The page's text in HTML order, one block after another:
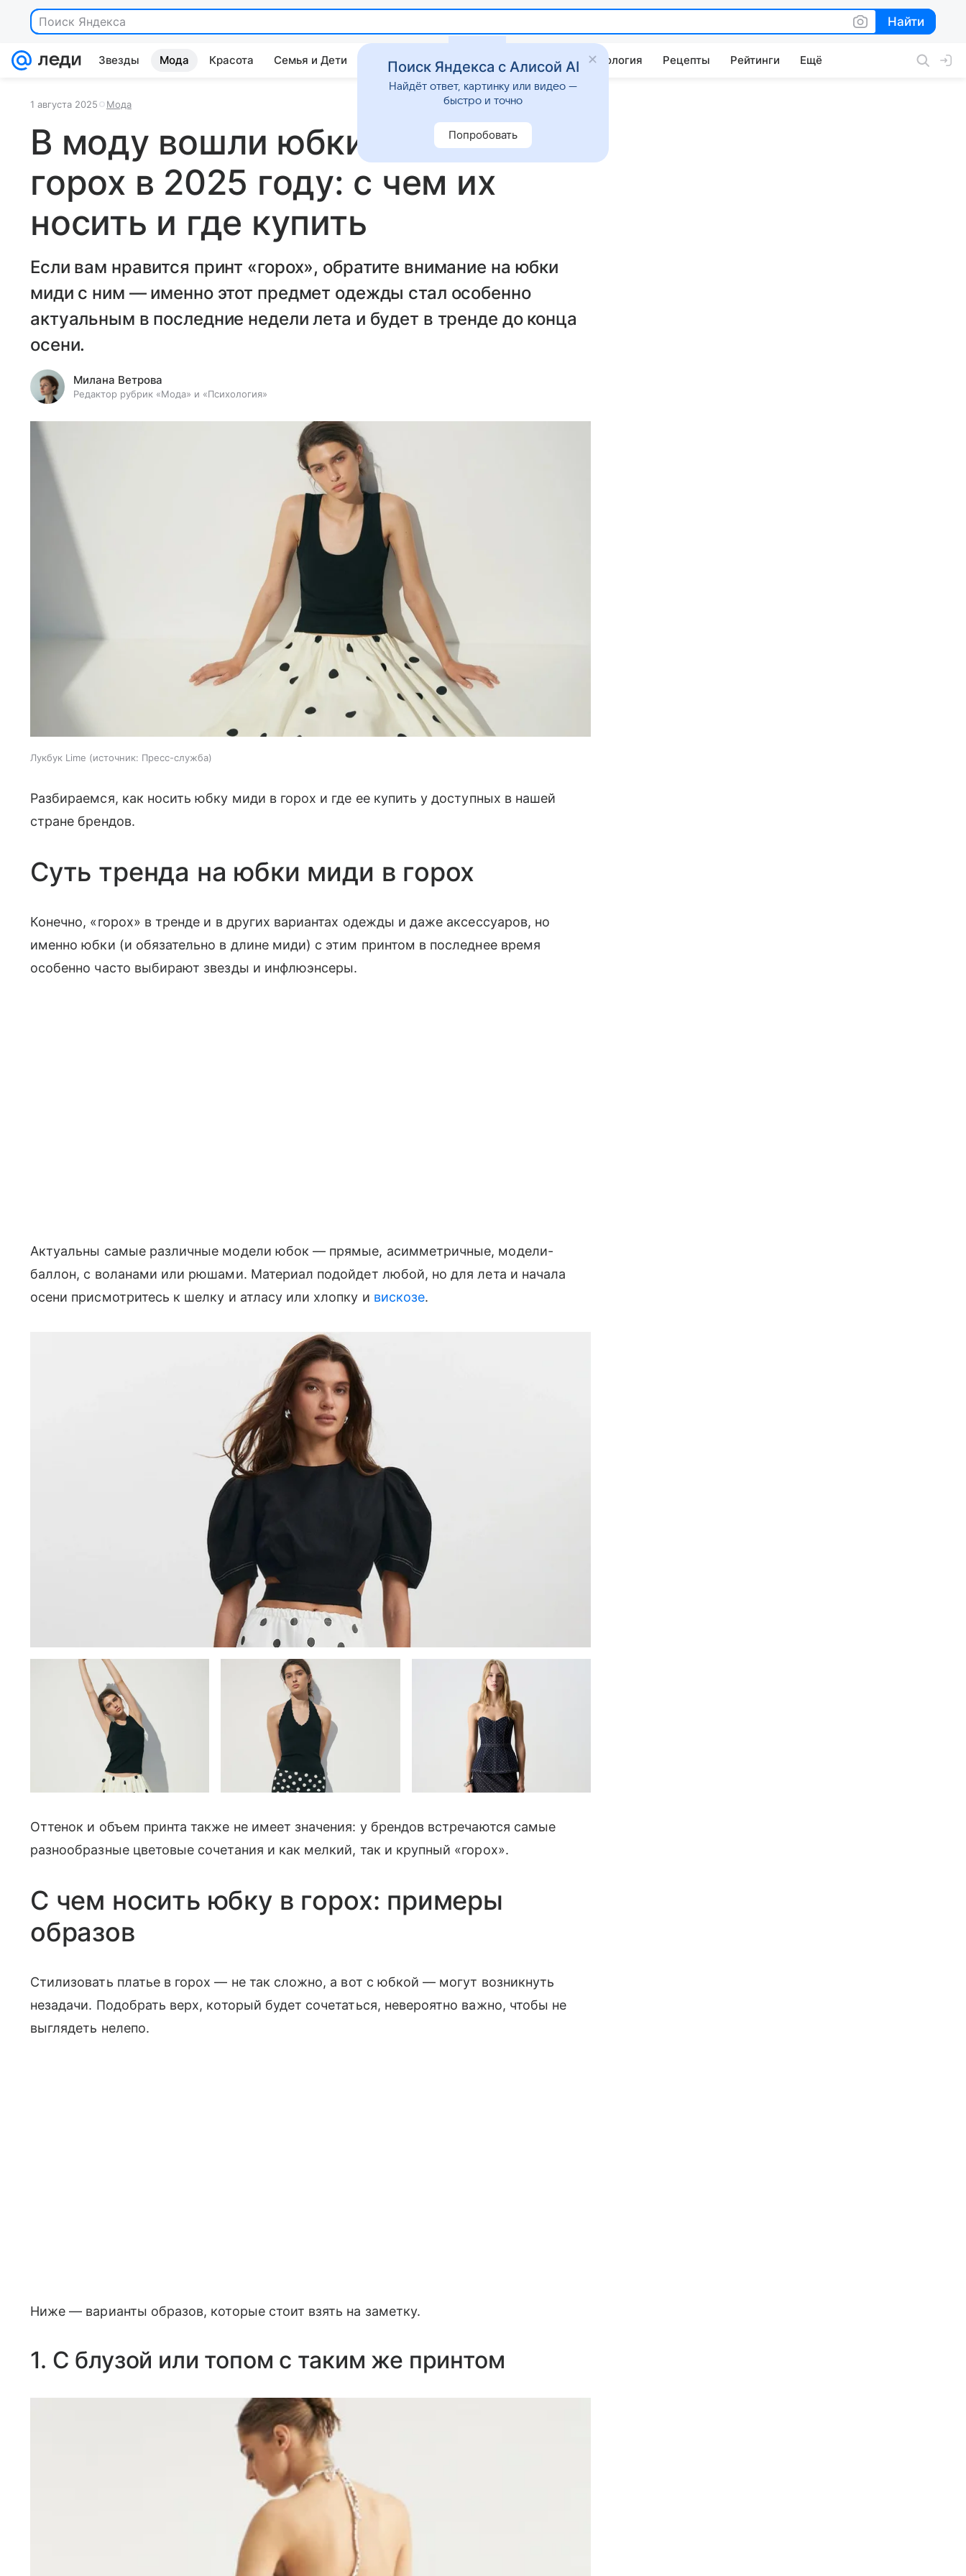
Поиск Яндекса Найти
Найти
Звезды Мода Красота Семья и Дети Дом Гороскопы Стиль жизни Психология Рецепты Рейтинги Ещё
1 августа 2025 Мода
В моду вошли юбки миди в
горох в 2025 году: с чем их
носить и где купить
Если вам нравится принт «горох», обратите внимание на юбки
миди с ним — именно этот предмет одежды стал особенно
актуальным в последние недели лета и будет в тренде до конца
осени.
Милана Ветрова
Редактор рубрик «Мода» и «Психология»
Лукбук Lime источник: Пресс-служба
Разбираемся, как носить юбку миди в горох и где ее купить у доступных в нашей
стране брендов.
Суть тренда на юбки миди в горох
Конечно, «горох» в тренде и в других вариантах одежды и даже аксессуаров, но
именно юбки (и обязательно в длине миди) с этим принтом в последнее время
особенно часто выбирают звезды и инфлюэнсеры.
Актуальны самые различные модели юбок — прямые, асимметричные, модели-
баллон, с воланами или рюшами. Материал подойдет любой, но для лета и начала
осени присмотритесь к шелку и атласу или хлопку и вискозе.
Оттенок и объем принта также не имеет значения: у брендов встречаются самые
разнообразные цветовые сочетания и как мелкий, так и крупный «горох».
С чем носить юбку в горох: примеры
образов
Стилизовать платье в горох — не так сложно, а вот с юбкой — могут возникнуть
незадачи. Подобрать верх, который будет сочетаться, невероятно важно, чтобы не
выглядеть нелепо.
Ниже — варианты образов, которые стоит взять на заметку.
1. С блузой или топом с таким же принтом
Поиск Яндекса с Алисой AI
Найдёт ответ, картинку или видео —
быстро и точно
Попробовать